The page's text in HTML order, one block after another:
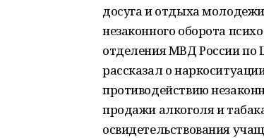
досуга и отдыха
незаконного оборота
отделения МВД России по
рассказал о
противодействию
продажи алкоголя и
освидетельствования